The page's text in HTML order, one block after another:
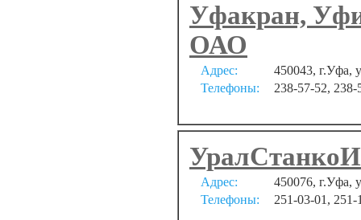
Уфакран,
ОАО
Адрес:
450043, г.Уфа,
Телефоны:
238-57-52, 238-
Адрес:
450076, г.Уфа,
Телефоны:
251-03-01,